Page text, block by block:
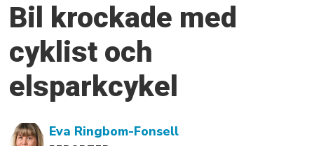
Bil krockade med
cyklist och
elsparkcykel
Eva Ringbom-Fonsell